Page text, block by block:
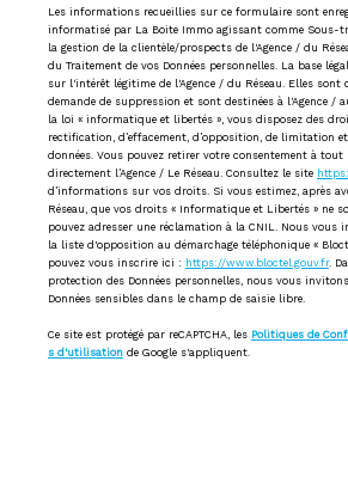
Les informations recueillies sur ce formulaire sont
informatisé par La Boite Immo agissant comme
la gestion de la clientèle/prospects de l'Agence / du
du Traitement de vos Données personnelles. La base
sur l'intérêt légitime de l'Agence / du Réseau. Elles sont
demande de suppression et sont destinées à l'Agence /
la loi « informatique et libertés », vous disposez des
rectification, d’effacement, d’opposition, de limitation
données. Vous pouvez retirer votre consentement à
directement l’Agence / Le Réseau. Consultez le site
d’informations sur vos droits. Si vous estimez, après
Réseau, que vos droits « Informatique et Libertés » ne
pouvez adresser une réclamation à la CNIL. Nous vous
la liste d'opposition au démarchage téléphonique «
pouvez vous inscrire ici : https://www.bloctel.gouv.fr.
protection des Données personnelles, nous vous
Données sensibles dans le champ de saisie libre.
Ce site est protégé par reCAPTCHA, les Politiques de
s d'utilisation de Google s'appliquent.